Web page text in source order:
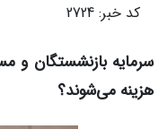
کد خبر: 2724
سرمایه بازنشستگان و
هزینه می‌شوند؟